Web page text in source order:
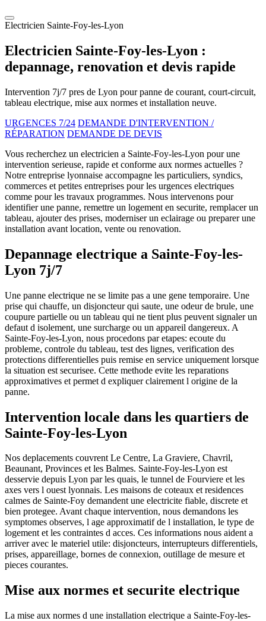
Electricien Sainte-Foy-les-Lyon
Electricien Sainte-Foy-les-Lyon :
depannage, renovation et devis rapide
Intervention 7j/7 pres de Lyon pour panne de courant, court-circuit,
tableau electrique, mise aux normes et installation neuve.
URGENCES 7/24 DEMANDE D'INTERVENTION /
RÉPARATION DEMANDE DE DEVIS
Vous recherchez un electricien a Sainte-Foy-les-Lyon pour une
intervention serieuse, rapide et conforme aux normes actuelles ?
Notre entreprise lyonnaise accompagne les particuliers, syndics,
commerces et petites entreprises pour les urgences electriques
comme pour les travaux programmes. Nous intervenons pour
identifier une panne, remettre un logement en securite, remplacer un
tableau, ajouter des prises, moderniser un eclairage ou preparer une
installation avant location, vente ou renovation.
Depannage electrique a Sainte-Foy-les-
Lyon 7j/7
Une panne electrique ne se limite pas a une gene temporaire. Une
prise qui chauffe, un disjoncteur qui saute, une odeur de brule, une
coupure partielle ou un tableau qui ne tient plus peuvent signaler un
defaut d isolement, une surcharge ou un appareil dangereux. A
Sainte-Foy-les-Lyon, nous procedons par etapes: ecoute du
probleme, controle du tableau, test des lignes, verification des
protections differentielles puis remise en service uniquement lorsque
la situation est securisee. Cette methode evite les reparations
approximatives et permet d expliquer clairement l origine de la
panne.
Intervention locale dans les quartiers de
Sainte-Foy-les-Lyon
Nos deplacements couvrent Le Centre, La Graviere, Chavril,
Beaunant, Provinces et les Balmes. Sainte-Foy-les-Lyon est
desservie depuis Lyon par les quais, le tunnel de Fourviere et les
axes vers l ouest lyonnais. Les maisons de coteaux et residences
calmes de Sainte-Foy demandent une electricite fiable, discrete et
bien protegee. Avant chaque intervention, nous demandons les
symptomes observes, l age approximatif de l installation, le type de
logement et les contraintes d acces. Ces informations nous aident a
arriver avec le materiel utile: disjoncteurs, interrupteurs differentiels,
prises, appareillage, bornes de connexion, outillage de mesure et
pieces courantes.
Mise aux normes et securite electrique
La mise aux normes d une installation electrique a Sainte-Foy-les-